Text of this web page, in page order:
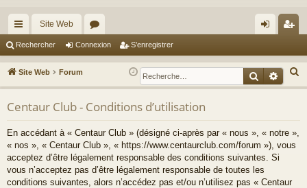
cc
ès
ra
pi
Site Web
or
u
m
s
ne
xi
nr
eg
r
Rechercher Connexion S’enregistrer
Site Web Forum
e
Centaur Club - Conditions d’utilisation
En accédant à « Centaur Club » (désigné ci-après par « nous », « notre »,
« nos », « Centaur Club », « https://www.centaurclub.com/forum »), vous
acceptez d’être légalement responsable des conditions suivantes. Si
vous n’acceptez pas d’être légalement responsable de toutes les
conditions suivantes, alors n’accédez pas et/ou n’utilisez pas « Centaur